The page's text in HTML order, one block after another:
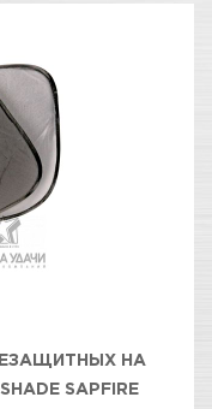
НА
SAPFIRE